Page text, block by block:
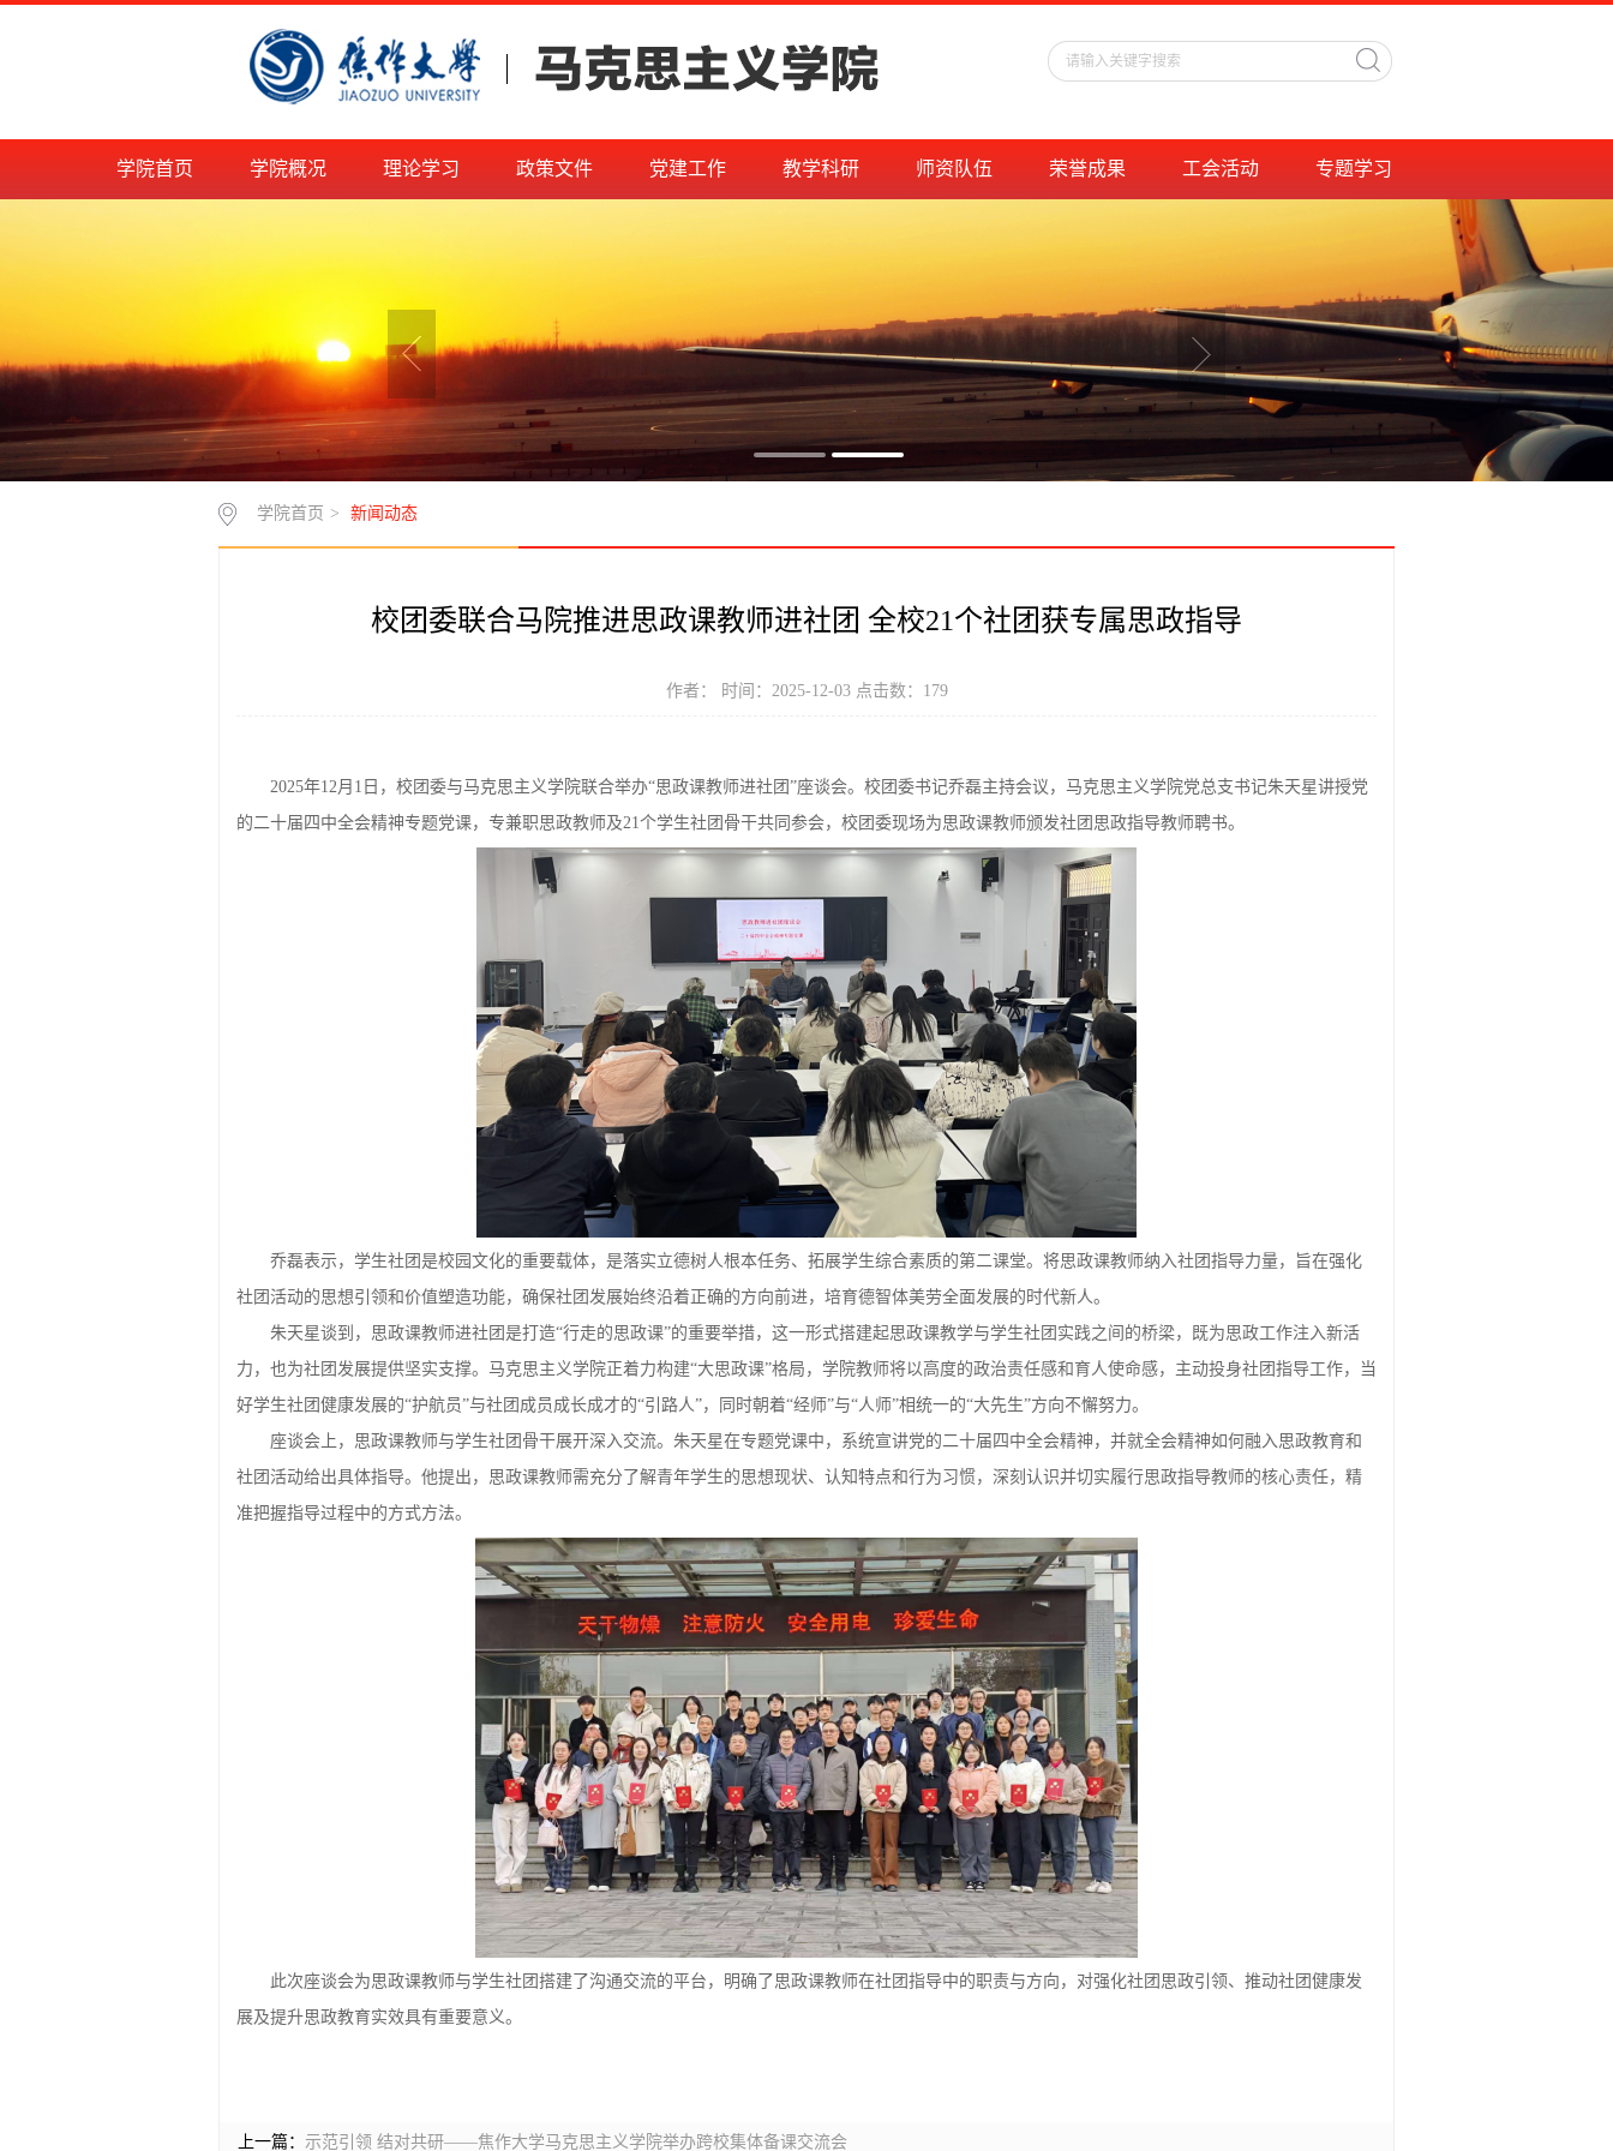
学院首页 学院概况 理论学习 政策文件 党建工作 教学科研 师资队伍 荣誉成果 工会活动 专题学习
学院首页 > 新闻动态
校团委联合马院推进思政课教师进社团 全校21个社团获专属思政指导​
作者： 时间：2025-12-03 点击数： 179
2025年12月1日，校团委与马克思主义学院联合举办“思政课教师进社团”座谈会。校团委书记乔磊主持会议，马克思主义学院党总支书记朱天星讲授党
的二十届四中全会精神专题党课，专兼职思政教师及21个学生社团骨干共同参会，校团委现场为思政课教师颁发社团思政指导教师聘书。
乔磊表示，学生社团是校园文化的重要载体，是落实立德树人根本任务、拓展学生综合素质的第二课堂。将思政课教师纳入社团指导力量，旨在强化
社团活动的思想引领和价值塑造功能，确保社团发展始终沿着正确的方向前进，培育德智体美劳全面发展的时代新人。
朱天星谈到，思政课教师进社团是打造“行走的思政课”的重要举措，这一形式搭建起思政课教学与学生社团实践之间的桥梁，既为思政工作注入新活
力，也为社团发展提供坚实支撑。马克思主义学院正着力构建“大思政课”格局，学院教师将以高度的政治责任感和育人使命感，主动投身社团指导工作，当
好学生社团健康发展的“护航员”与社团成员成长成才的“引路人”，同时朝着“经师”与“人师”相统一的“大先生”方向不懈努力。
座谈会上，思政课教师与学生社团骨干展开深入交流。朱天星在专题党课中，系统宣讲党的二十届四中全会精神，并就全会精神如何融入思政教育和
社团活动给出具体指导。他提出，思政课教师需充分了解青年学生的思想现状、认知特点和行为习惯，深刻认识并切实履行思政指导教师的核心责任，精
准把握指导过程中的方式方法。
此次座谈会为思政课教师与学生社团搭建了沟通交流的平台，明确了思政课教师在社团指导中的职责与方向，对强化社团思政引领、推动社团健康发
展及提升思政教育实效具有重要意义。
上一篇： 示范引领 结对共研——焦作大学马克思主义学院举办跨校集体备课交流会